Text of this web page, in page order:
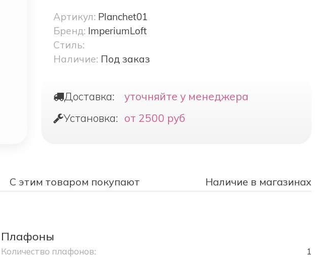
Артикул: Planchet01
Бренд: ImperiumLoft
Стиль:
Наличие: Под заказ
Доставка:
уточняйте у менеджера
Установка: от 2500 руб
С этим товаром покупают Наличие в магазинах
Плафоны
Количество плафонов:
1